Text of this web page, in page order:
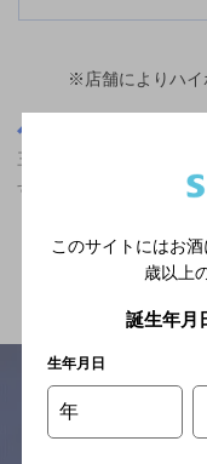
※店舗によりハイ
三重県,カフェ,マスター
すめ,飲み放題ありの神
このサイトにはお
歳以上
誕生年月
生年月日
年